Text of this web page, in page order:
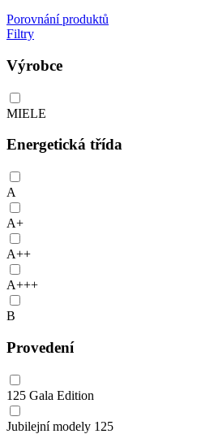
Porovnání produktů
Filtry
Výrobce
MIELE
Energetická třída
A
A+
A++
A+++
B
Provedení
125 Gala Edition
Jubilejní modely 125